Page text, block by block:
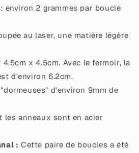
environ 2 grammes par boucle
au laser, une matière légère
x 4.5cm. Avec le fermoir, la
d'environ 6.2cm.
d'environ 9mm de
les anneaux sont en acier
: Cette paire de boucles a été